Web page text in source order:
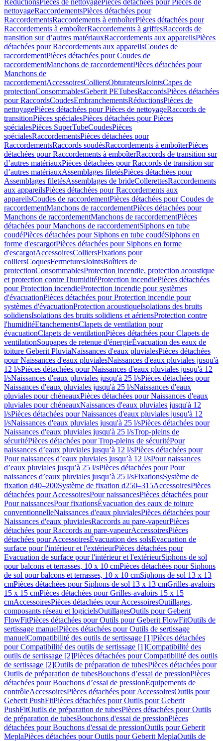
RéductionsPièces de nettoyagePièces détachées pour Pièces de
nettoyageRaccordementsPièces détachées pour
RaccordementsRaccordements à emboîterPièces détachées pour
Raccordements à emboîterRaccordements à griffesRaccords de
transition sur d’autres matériauxRaccordements aux appareilsPièces
détachées pour Raccordements aux appareilsCoudes de
raccordementPièces détachées pour Coudes de
raccordementManchons de raccordementPièces détachées pour
Manchons de
raccordementAccessoiresColliersObturateursJointsCapes de
protectionConsommablesGeberit PETubesRaccordsPièces détachées
pour RaccordsCoudesEmbranchementsRéductionsPièces de
nettoyagePièces détachées pour Pièces de nettoyageRaccords de
transitionPièces spécialesPièces détachées pour Pièces
spécialesPièces SuperTubeCoudesPièces
spécialesRaccordementsPièces détachées pour
RaccordementsRaccords soudésRaccordements à emboîterPièces
détachées pour Raccordements à emboîterRaccords de transition sur
d’autres matériauxPièces détachées pour Raccords de transition sur
d’autres matériauxAssemblages filetésPièces détachées pour
Assemblages filetésAssemblages de brideCollerettesRaccordements
aux appareilsPièces détachées pour Raccordements aux
appareilsCoudes de raccordementPièces détachées pour Coudes de
raccordementManchons de raccordementPièces détachées pour
Manchons de raccordementManchons de raccordementPièces
détachées pour Manchons de raccordementSiphons en tube
coudéPièces détachées pour Siphons en tube coudéSiphons en
forme d'escargotPièces détachées pour Siphons en forme
d'escargotAccessoiresColliersFixations pour
colliersCoquesFermeturesJointsBoîtiers de
protectionConsommablesProtection incendie, protection acoustique
et protection contre l'humiditéProtection incendiePièces détachées
pour Protection incendieProtection incendie pour systèmes
d'évacuationPièces détachées pour Protection incendie pour
systèmes d'évacuationProtection acoustiqueIsolations des bruits
solidiensIsolations des bruits solidiens et aériensProtection contre
l'humiditéEtanchementsClapets de ventilation pour
évacuationClapets de ventilationPièces détachées pour Clapets de
ventilationSoupapes de retenue d'énergieÉvacuation des eaux de
toiture Geberit PluviaNaissances d'eaux pluvialesPièces détachées
pour Naissances d'eaux pluvialesNaissances d'eaux pluviales jusqu'à
12 l/sPièces détachées pour Naissances d'eaux pluviales jusqu'à 12
l/sNaissances d'eaux pluviales jusqu'à 25 l/sPièces détachées pour
Naissances d'eaux pluviales jusqu'à 25 l/sNaissances d'eaux
pluviales pour chéneauxPièces détachées pour Naissances d'eaux
pluviales pour chéneauxNaissances d'eaux pluviales jusqu'à 12
l/sPièces détachées pour Naissances d'eaux pluviales jusqu'à 12
l/sNaissances d'eaux pluviales jusqu'à 25 l/sPièces détachées pour
Naissances d'eaux pluviales jusqu'à 25 l/sTrop-pleins de
sécuritéPièces détachées pour Trop-pleins de sécuritéPour
naissances d’eaux pluviales jusqu’à 12 l/sPièces détachées pour
Pour naissances d’eaux pluviales jusqu’à 12 l/sPour naissances
d’eaux pluviales jusqu’à 25 l/sPièces détachées pour Pour
naissances d’eaux pluviales jusqu’à 25 l/sFixationsSystème de
fixation d40–200Système de fixation d250–315AccessoiresPièces
détachées pour AccessoiresPour naissancesPièces détachées pour
Pour naissancesPour fixationsÉvacuation des eaux de toiture
conventionnelleNaissances d'eaux pluvialesPièces détachées pour
Naissances d'eaux pluvialesRaccords au pare-vapeurPièces
détachées pour Raccords au pare-vapeurAccessoiresPièces
détachées pour AccessoiresÉvacuation des solsEvacuation de
surface pour l'intérieur et l'extérieurPièces détachées pour
Evacuation de surface pour l'intérieur et l'extérieurSiphons de sol
pour balcons et terrasses, 10 x 10 cmPièces détachées pour Siphons
de sol pour balcons et terrasses, 10 x 10 cmSiphons de sol 13 x 13
cmPièces détachées pour Siphons de sol 13 x 13 cmGrilles-avaloirs
15 x 15 cmPièces détachées pour Grilles-avaloirs 15 x 15
cmAccessoiresPièces détachées pour AccessoiresOutillages,
composants réseau et logicielsOutillagesOutils pour Geberit
FlowFitPièces détachées pour Outils pour Geberit FlowFitOutils de
sertissage manuelPièces détachées pour Outils de sertissage
manuelCompatibilité des outils de sertissage [1]Pièces détachées
pour Compatibilité des outils de sertissage [1]Compatibilité des
outils de sertissage [2]Pièces détachées pour Compatibilité des outils
de sertissage [2]Outils de préparation de tubesPièces détachées pour
Outils de préparation de tubesBouchons d’essai de pressionPièces
détachées pour Bouchons d’essai de pressionÉquipements de
contrôleAccessoiresPièces détachées pour AccessoiresOutils pour
Geberit PushFitPièces détachées pour Outils pour Geberit
PushFitOutils de préparation de tubesPièces détachées pour Outils
de préparation de tubesBouchons d'essai de pressionPièces
détachées pour Bouchons d'essai de pressionOutils pour Geberit
MeplaPièces détachées pour Outils pour Geberit MeplaOutils de